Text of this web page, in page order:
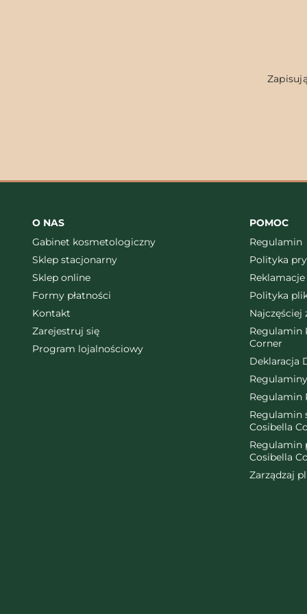
O NAS
Gabinet kosmetologiczny
Sklep stacjonarny
Sklep online
Formy płatności
Kontakt
Zarejestruj się
Program lojalnościowy
POMOC
Regulamin
Polityka
Polityka
Najczęściej
Regulamin
Corner
Deklaracja
Regulamin
Regulamin
Cosibella
Regulamin
Cosibella
Zarządzaj